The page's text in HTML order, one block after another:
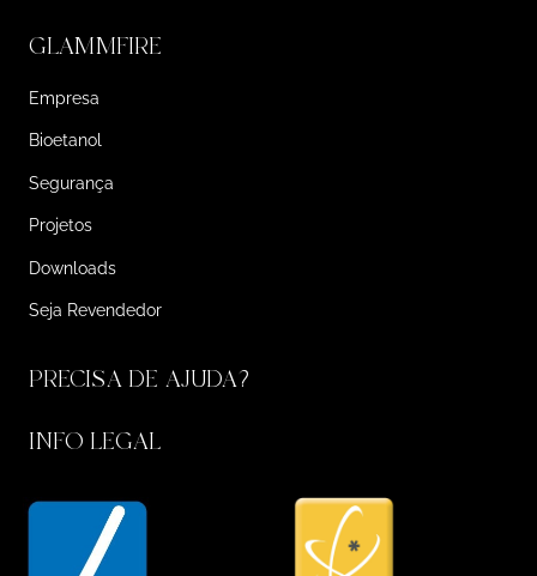
GLAMMFIRE
Empresa
Bioetanol
Segurança
Projetos
Downloads
Seja Revendedor
PRECISA DE AJUDA?
INFO LEGAL